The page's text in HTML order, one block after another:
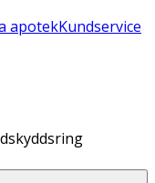
apotekKundservice